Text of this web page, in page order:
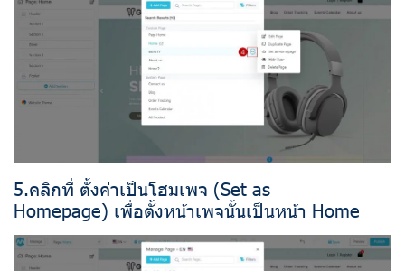
5.คลิกที่ ตั้งค่าเป็นโฮมเพจ (Set as
Homepage) เพื่อตั้งหน้าเพจนั้นเป็นหน้า Home